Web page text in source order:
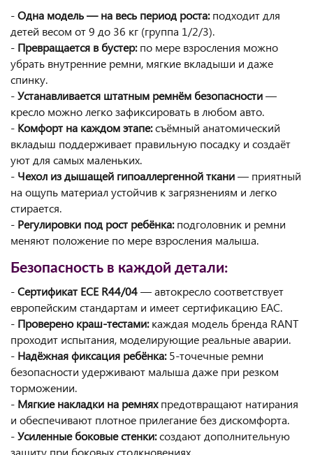
-Одна модель — на весь период роста:подходит для
детей весом от 9 до 36 кг (группа 1/2/3).
- Превращается в бустер:по мере взросления можно
убрать внутренние ремни, мягкие вкладыши и даже
спинку.
-Устанавливается штатным ремнём безопасности—
кресло можно легко зафиксировать в любом авто.
- Комфорт на каждом этапе:съёмный анатомический
вкладыш поддерживает правильную посадку и создаёт
уют для самых маленьких.
- Чехол из дышащей гипоаллергенной ткани— приятный
на ощупь материал устойчив к загрязнениям и легко
стирается.
- Регулировки под рост ребёнка:подголовник и ремни
меняют положение по мере взросления малыша.
Безопасность в каждой детали:
-Сертификат ECE R44/04— автокресло соответствует
европейским стандартам и имеет сертификацию EAC.
- Проверено краш-тестами:каждая модель бренда RANT
проходит испытания, моделирующие реальные аварии.
- Надёжная фиксация ребёнка:5-точечные ремни
безопасности удерживают малыша даже при резком
торможении.
- Мягкие накладки на ремняхпредотвращают натирания
и обеспечивают плотное прилегание без дискомфорта.
-Усиленные боковые стенки:создают дополнительную
защиту при боковых столкновениях.